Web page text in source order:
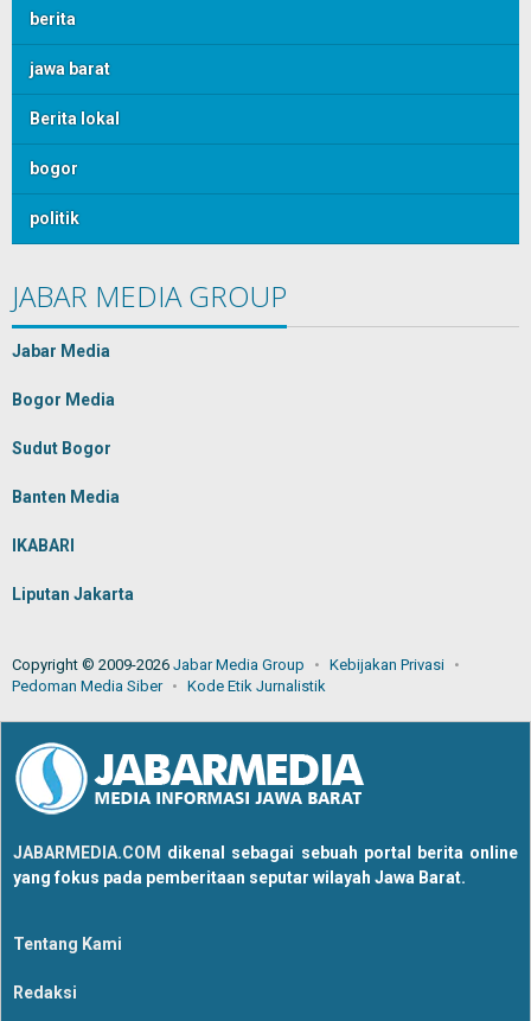
berita
jawa barat
Berita lokal
bogor
politik
JABAR MEDIA GROUP
Jabar Media
Bogor Media
Sudut Bogor
Banten Media
IKABARI
Liputan Jakarta
Copyright © 2009-2026 Jabar Media Group
Kebijakan Privasi
Pedoman Media Siber
Kode Etik Jurnalistik
JABARMEDIA.COM dikenal sebagai sebuah portal berita online
yang fokus pada pemberitaan seputar wilayah Jawa Barat.
Tentang Kami
Redaksi